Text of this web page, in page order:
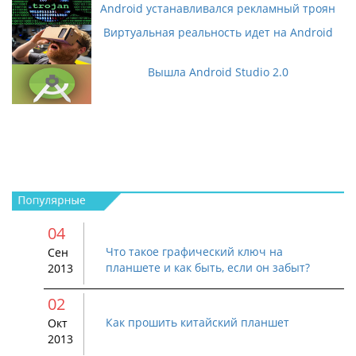
Android устанавливался рекламный троян
Виртуальная реальность идет на Android
Вышла Android Studio 2.0
04
Сен
2013
Что такое графический ключ на
планшете и как быть, если он забыт?
02
Окт
2013
Как прошить китайский планшет